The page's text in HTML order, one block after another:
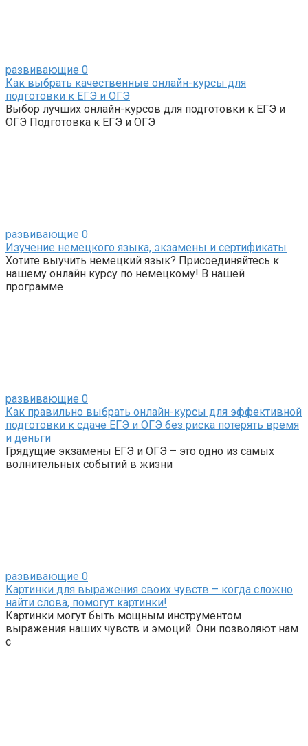
развивающие 0
Как выбрать качественные онлайн-курсы для
подготовки к ЕГЭ и ОГЭ
Выбор лучших онлайн-курсов для подготовки к ЕГЭ и
ОГЭ Подготовка к ЕГЭ и ОГЭ
развивающие 0
Изучение немецкого языка, экзамены и сертификаты
Хотите выучить немецкий язык? Присоединяйтесь к
нашему онлайн курсу по немецкому! В нашей
программе
развивающие 0
Как правильно выбрать онлайн-курсы для эффективной
подготовки к сдаче ЕГЭ и ОГЭ без риска потерять время
и деньги
Грядущие экзамены ЕГЭ и ОГЭ – это одно из самых
волнительных событий в жизни
развивающие 0
Картинки для выражения своих чувств – когда сложно
найти слова, помогут картинки!
Картинки могут быть мощным инструментом
выражения наших чувств и эмоций. Они позволяют нам
с